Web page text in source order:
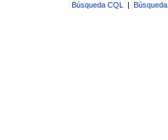
Búsqueda CQL